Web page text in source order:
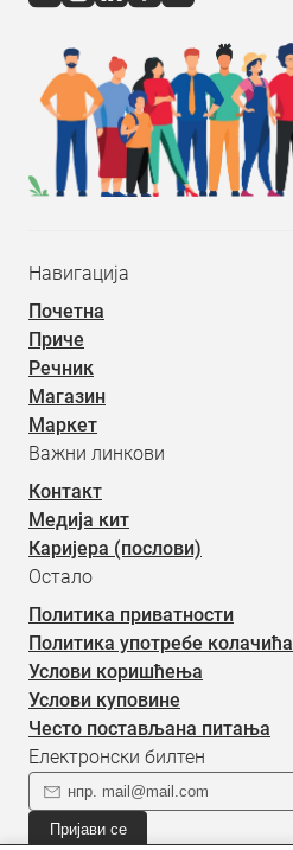
Навигација
Почетна
Приче
Речник
Магазин
Маркет
Важни линкови
Контакт
Медија кит
Каријера (послови)
Остало
Политика приватности
Политика употребе колачића
Услови коришћења
Услови куповине
Често постављана питања
Електронски билтен
Пријави се